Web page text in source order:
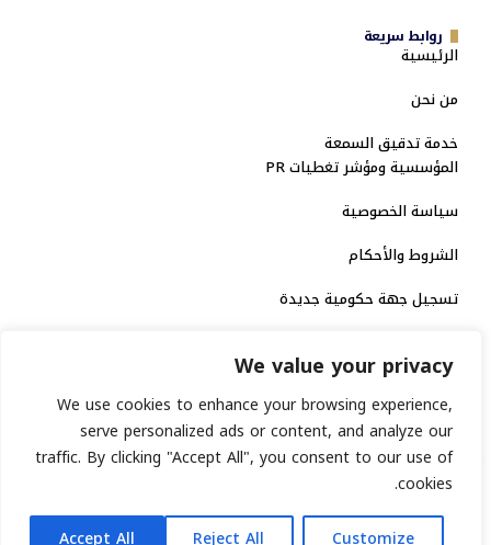
We value your privacy
We use cookies to enhance your browsing experience,
serve personalized ads or content, and analyze our
traffic. By clicking "Accept All", you consent to our use of
cookies.
Customize
Reject All
Accept All
روابط سريعة
الرئيسية
من نحن
خدمة تدقيق السمعة
المؤسسية ومؤشر تغطيات PR
سياسة الخصوصية
الشروط والأحكام
تسجيل جهة حكومية جديدة
الاعتماد الرسمي
منصة إخبارية مرخصة
رقم الترخيص الاتحادي : 8793134
جميع حقوق التوثيق الرقمي محفوظة لمنصة السابعة © 2026. AR
انشر خبرك